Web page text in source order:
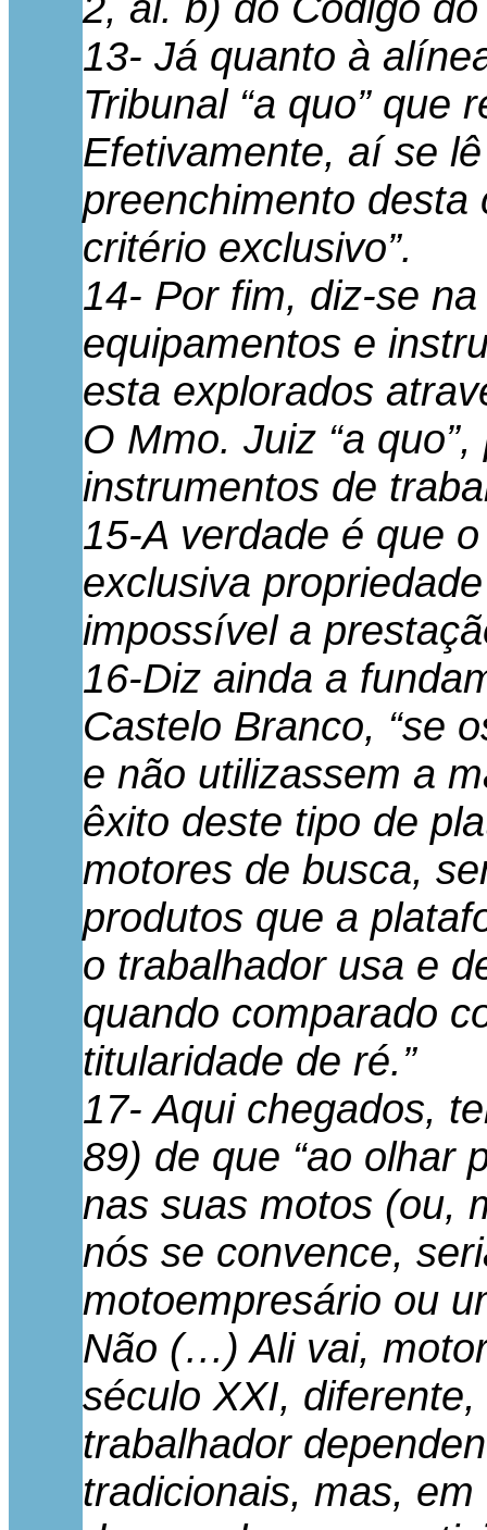
13- Já quanto à
Tribunal “a quo”
Efetivamente, aí se
preenchimento desta
critério exclusivo”.
14- Por fim, diz-se
equipamentos e
esta explorados
O Mmo. Juiz “a
instrumentos de
15-A verdade é que
exclusiva
impossível a
16-Diz ainda a
Castelo Branco, “se
e não utilizassem a
êxito deste tipo de
motores de busca,
produtos que a
o trabalhador usa e
quando comparado
titularidade de ré.”
17- Aqui chegados,
89) de que “ao olhar
nas suas motos (ou,
nós se convence,
motoempresário ou
Não (…) Ali vai,
século XXI,
trabalhador
tradicionais, mas,